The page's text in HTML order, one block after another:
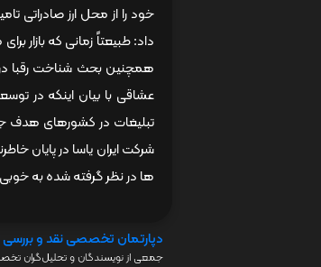
خود را از محل ارز صادراتی
داد: طبیعتاً زمانی که
همچنین بحث شناخت رقبا در
عشاقی با بیان اینکه در
تبلیغات در کشورهای هدف
شرکت ایران یاسا در پایان
ها در نظر گرفته شده به
دپارتمان تخصصی نقد و بررسی
جمعی از نویسندگان و تحلیل‌گران